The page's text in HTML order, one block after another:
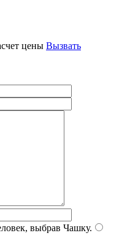
цены Вызвать
выбрав Чашку.